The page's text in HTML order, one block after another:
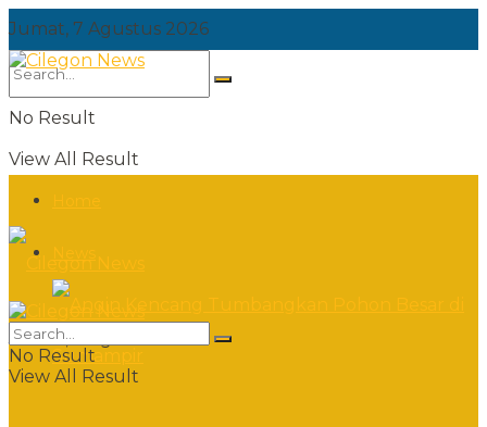
Jumat, 7 Agustus 2026
No Result
View All Result
Jumat, 7 Agustus 2026
No Result
View All Result